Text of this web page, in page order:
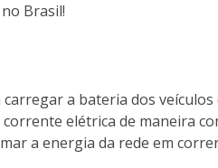
Brasil!
a bateria dos veículos
elétrica de maneira
a energia da rede em